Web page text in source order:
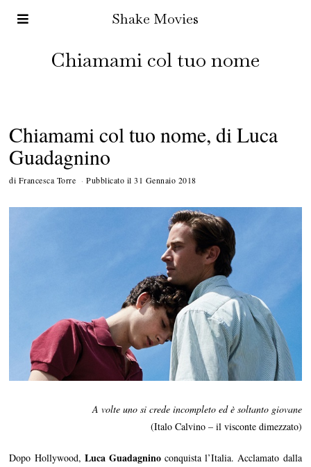
Shake Movies
Chiamami col tuo nome
Chiamami col tuo nome, di Luca
Guadagnino
di Francesca Torre Pubblicato il 31 Gennaio 2018
A volte uno si crede incompleto ed è soltanto giovane
(Italo Calvino – il visconte dimezzato)
Dopo Hollywood, Luca Guadagninoconquista l’Italia. Acclamato dalla